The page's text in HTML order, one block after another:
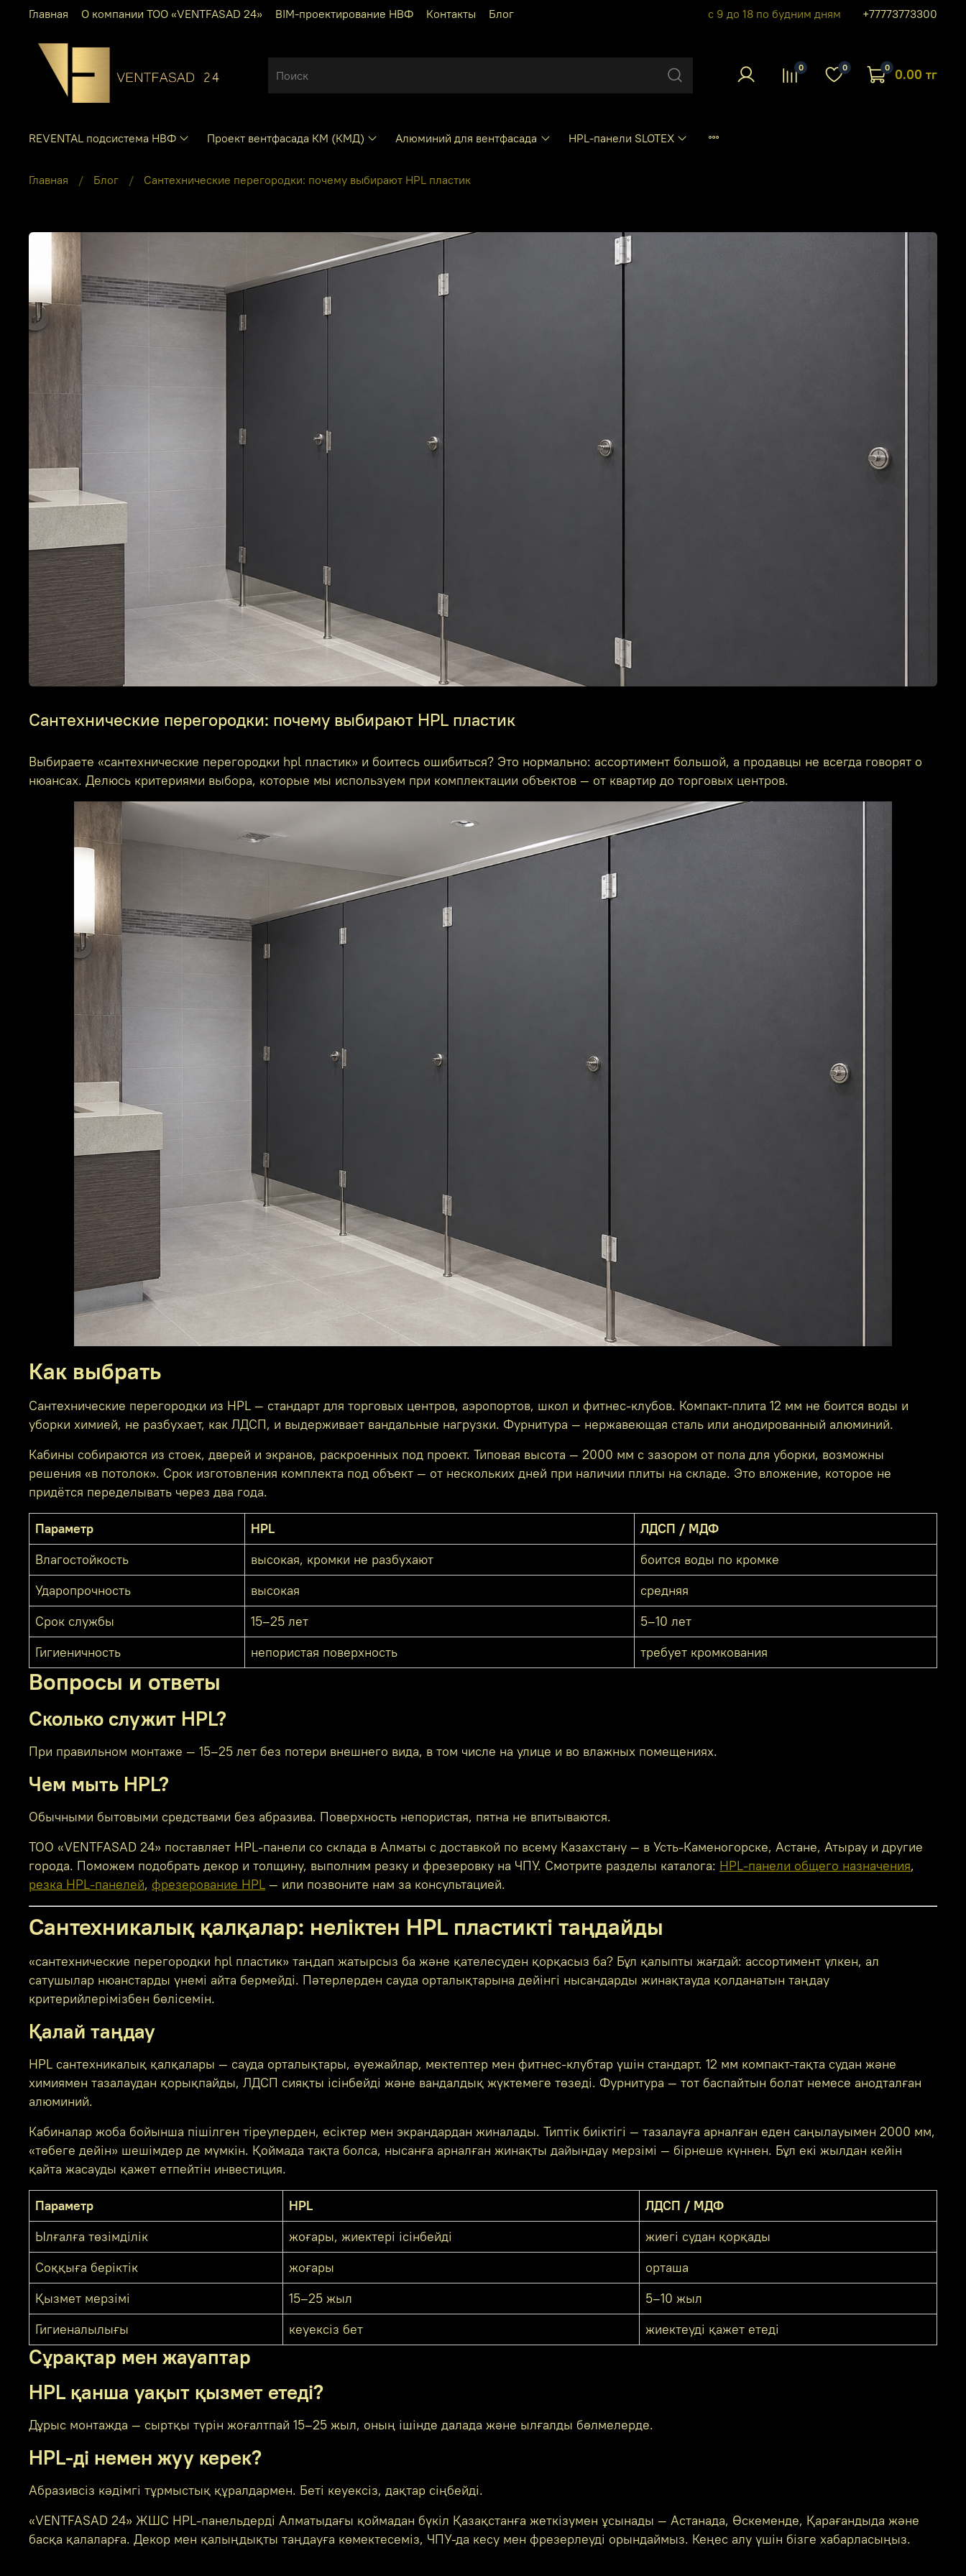
Главная О компании ТОО «VENTFASAD 24» BIM-проектирование НВФ Контакты Блог с 9 до 18 по будним дням +77773773300
0 0 0 0.00 тг
REVENTAL подсистема НВФ Проект вентфасада КМ (КМД) Алюминий для вентфасада HPL-панели SLOTEX
Главная Блог Сантехнические перегородки: почему выбирают HPL пластик
Сантехнические перегородки: почему выбирают HPL пластик
Выбираете «сантехнические перегородки hpl пластик» и боитесь ошибиться? Это нормально: ассортимент большой, а продавцы не всегда говорят о
нюансах. Делюсь критериями выбора, которые мы используем при комплектации объектов — от квартир до торговых центров.
Как выбрать
Сантехнические перегородки из HPL — стандарт для торговых центров, аэропортов, школ и фитнес-клубов. Компакт-плита 12 мм не боится воды и
уборки химией, не разбухает, как ЛДСП, и выдерживает вандальные нагрузки. Фурнитура — нержавеющая сталь или анодированный алюминий.
Кабины собираются из стоек, дверей и экранов, раскроенных под проект. Типовая высота — 2000 мм с зазором от пола для уборки, возможны
решения «в потолок». Срок изготовления комплекта под объект — от нескольких дней при наличии плиты на складе. Это вложение, которое не
придётся переделывать через два года.
Параметр HPL
ЛДСП / МДФ
Влагостойкость
высокая, кромки не разбухают
боится воды по кромке
Ударопрочность
высокая
средняя
Срок службы
15–25 лет
5–10 лет
Гигиеничность
непористая поверхность требует кромкования
Вопросы и ответы
Сколько служит HPL?
При правильном монтаже — 15–25 лет без потери внешнего вида, в том числе на улице и во влажных помещениях.
Чем мыть HPL?
Обычными бытовыми средствами без абразива. Поверхность непористая, пятна не впитываются.
ТОО «VENTFASAD 24» поставляет HPL-панели со склада в Алматы с доставкой по всему Казахстану — в Усть-Каменогорске, Астане, Атырау и другие
города. Поможем подобрать декор и толщину, выполним резку и фрезеровку на ЧПУ. Смотрите разделы каталога: HPL-панели общего назначения,
резка HPL-панелей, фрезерование HPL — или позвоните нам за консультацией.
Сантехникалық қалқалар: неліктен HPL пластикті таңдайды
«сантехнические перегородки hpl пластик» таңдап жатырсыз ба және қателесуден қорқасыз ба? Бұл қалыпты жағдай: ассортимент үлкен, ал
сатушылар нюанстарды үнемі айта бермейді. Пәтерлерден сауда орталықтарына дейінгі нысандарды жинақтауда қолданатын таңдау
критерийлерімізбен бөлісемін.
Қалай таңдау
HPL сантехникалық қалқалары — сауда орталықтары, әуежайлар, мектептер мен фитнес-клубтар үшін стандарт. 12 мм компакт-тақта судан және
химиямен тазалаудан қорықпайды, ЛДСП сияқты ісінбейді және вандалдық жүктемеге төзеді. Фурнитура — тот баспайтын болат немесе анодталған
алюминий.
Кабиналар жоба бойынша пішілген тіреулерден, есіктер мен экрандардан жиналады. Типтік биіктігі — тазалауға арналған еден саңылауымен 2000 мм,
«төбеге дейін» шешімдер де мүмкін. Қоймада тақта болса, нысанға арналған жинақты дайындау мерзімі — бірнеше күннен. Бұл екі жылдан кейін
қайта жасауды қажет етпейтін инвестиция.
Параметр HPL
ЛДСП / МДФ
Ылғалға төзімділік
жоғары, жиектері ісінбейді
жиегі судан қорқады
Соққыға беріктік
жоғары
орташа
Қызмет мерзімі
15–25 жыл
5–10 жыл
Гигиеналылығы
кеуексіз бет жиектеуді қажет етеді
Сұрақтар мен жауаптар
HPL қанша уақыт қызмет етеді?
Дұрыс монтажда — сыртқы түрін жоғалтпай 15–25 жыл, оның ішінде далада және ылғалды бөлмелерде.
HPL-ді немен жуу керек?
Абразивсіз кәдімгі тұрмыстық құралдармен. Беті кеуексіз, дақтар сіңбейді.
«VENTFASAD 24» ЖШС HPL-панельдерді Алматыдағы қоймадан бүкіл Қазақстанға жеткізумен ұсынады — Астанада, Өскеменде, Қарағандыда және
басқа қалаларға. Декор мен қалыңдықты таңдауға көмектесеміз, ЧПУ-да кесу мен фрезерлеуді орындаймыз. Кеңес алу үшін бізге хабарласыңыз.